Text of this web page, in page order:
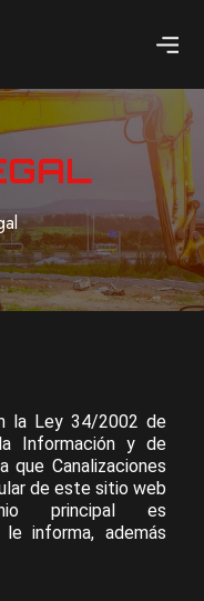
la Ley 34/2002 de
Información y de
que Canalizaciones
de este sitio web
principal es
le informa, además